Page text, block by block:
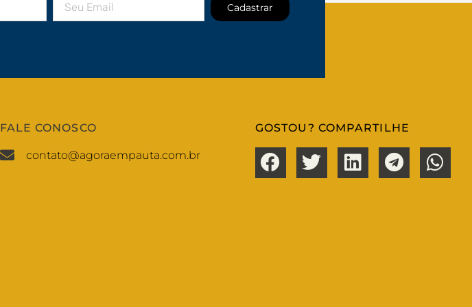
Cadastrar
FALE CONOSCO
contato@agoraempauta.com.br
GOSTOU? COMPARTILHE